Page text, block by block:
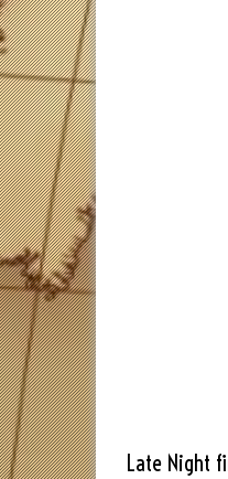
Late Night